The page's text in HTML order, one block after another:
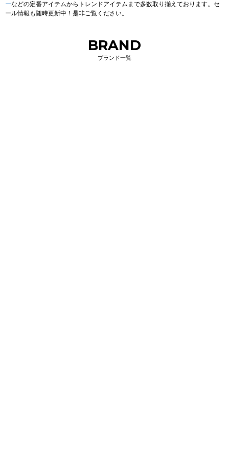
ーなどの定番アイテムからトレンドアイテムまで多数取り揃えております。セ
ール情報も随時更新中！是非ご覧ください。
BRAND
ブランド一覧